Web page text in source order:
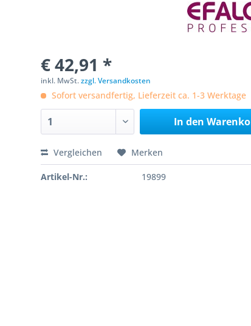
€ 42,91 *
inkl. MwSt.zzgl. Versandkosten
Sofort versandfertig, Lieferzeit ca. 1-3 Werktage
In den
Vergleichen Merken
Artikel-Nr.: 19899